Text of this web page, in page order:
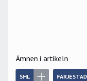
Ämnen i artikeln
SHL